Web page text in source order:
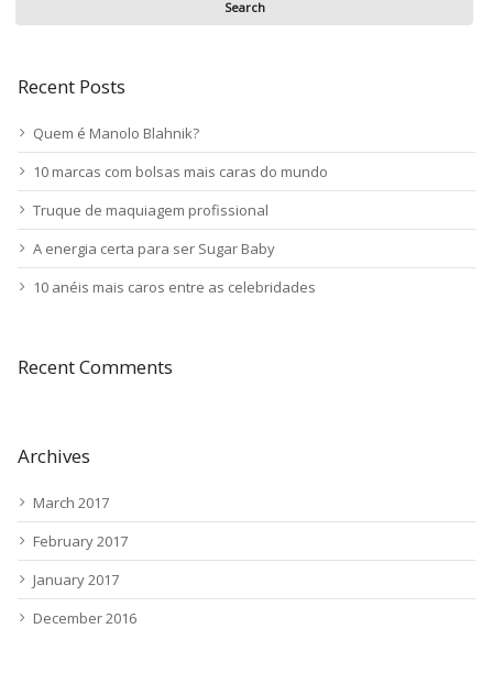
Recent Posts
Quem é Manolo Blahnik?
10 marcas com bolsas mais caras do mundo
Truque de maquiagem profissional
A energia certa para ser Sugar Baby
10 anéis mais caros entre as celebridades
Recent Comments
Archives
March 2017
February 2017
January 2017
December 2016